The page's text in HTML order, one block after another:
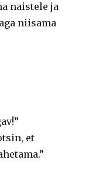
naistele ja
niisama
et